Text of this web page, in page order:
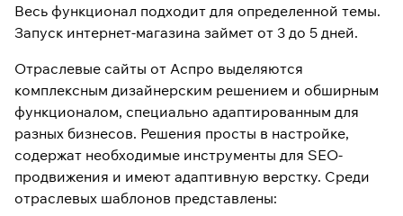
Весь функционал подходит для определенной темы.
Запуск интернет-магазина займет от 3 до 5 дней.
Отраслевые сайты от Аспро выделяются
комплексным дизайнерским решением и обширным
функционалом, специально адаптированным для
разных бизнесов. Решения просты в настройке,
содержат необходимые инструменты для SEO-
продвижения и имеют адаптивную верстку. Среди
отраслевых шаблонов представлены: